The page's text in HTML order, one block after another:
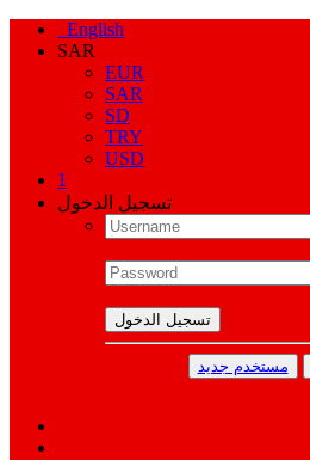
English
SAR
EUR
SAR
SD
TRY
USD
1
تسجيل الدخول
تسجيل الدخول
مستخدم جديد